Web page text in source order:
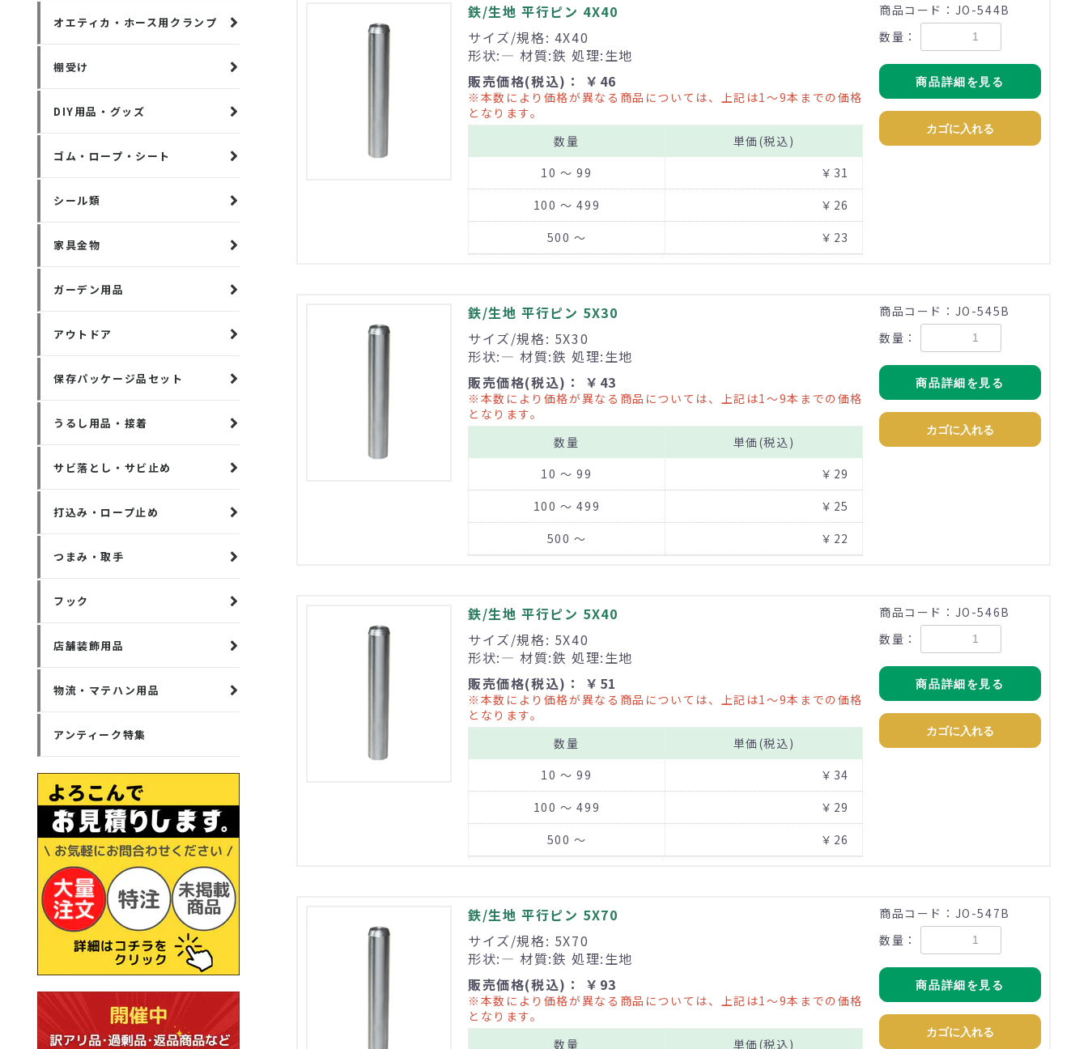
オエティカ・ホース用クランプ
棚受け
DIY用品・グッズ
ゴム・ロープ・シート
シール類
家具金物
ガーデン用品
アウトドア
保存パッケージ品セット
うるし用品・接着
サビ落とし・サビ止め
打込み・ロープ止め
つまみ・取手
フック
店舗装飾用品
物流・マテハン用品
アンティーク特集
鉄/生地 平行ピン 4X40
サイズ/規格: 4X40
形状:― 材質:鉄 処理:生地
販売価格(税込)： ￥46
※本数により価格が異なる商品については、上記は1～9本までの価格
となります。
数量
単価(税込)
10 ～ 99
￥31
100 ～ 499
￥26
500 ～
￥23
商品コード：JO-544B
数量：
商品詳細を見る
カゴに入れる
鉄/生地 平行ピン 5X30
サイズ/規格: 5X30
形状:― 材質:鉄 処理:生地
販売価格(税込)： ￥43
※本数により価格が異なる商品については、上記は1～9本までの価格
となります。
数量
単価(税込)
10 ～ 99
￥29
100 ～ 499
￥25
500 ～
￥22
商品コード：JO-545B
数量：
商品詳細を見る
カゴに入れる
鉄/生地 平行ピン 5X40
サイズ/規格: 5X40
形状:― 材質:鉄 処理:生地
販売価格(税込)： ￥51
※本数により価格が異なる商品については、上記は1～9本までの価格
となります。
数量
単価(税込)
10 ～ 99
￥34
100 ～ 499
￥29
500 ～
￥26
商品コード：JO-546B
数量：
商品詳細を見る
カゴに入れる
鉄/生地 平行ピン 5X70
サイズ/規格: 5X70
形状:― 材質:鉄 処理:生地
販売価格(税込)： ￥93
※本数により価格が異なる商品については、上記は1～9本までの価格
となります。
数量
単価(税込)
商品コード：JO-547B
数量：
商品詳細を見る
カゴに入れる